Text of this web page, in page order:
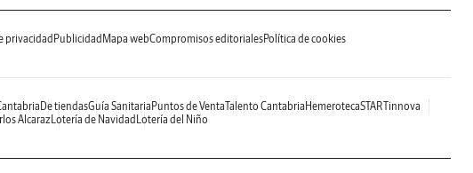
privacidad Publicidad Mapa webCompromisos editorialesPolítica de cookies
De tiendasGuía Sanitaria Puntos de VentaTalento Cantabria HemerotecaSTARTinnova
AlcarazLotería de Navidad Lotería del Niño